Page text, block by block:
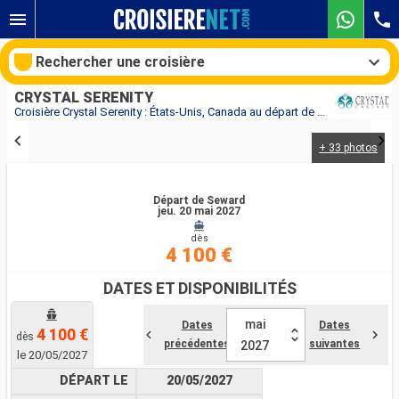
Croisière Crystal Serenity : États-Unis, Canada au départ de Seward
CRYSTAL SERENITY
+ 33 photos
Départ de Seward
jeu. 20 mai 2027
dès
4 100 €
DATES ET DISPONIBILITÉS
dès 4 100 €
le 20/05/2027
Dates
précédentes
mai
2027
Dates
suivantes
DÉPART LE
20/05/2027
Rechercher une croisière
Rechercher